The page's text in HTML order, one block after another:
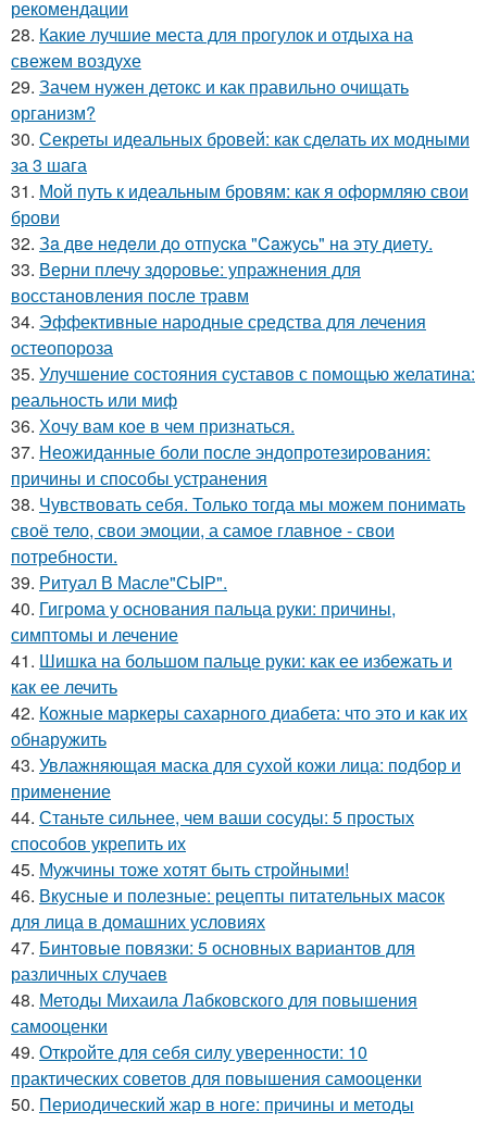
рекомендации
28. Какие лучшие места для прогулок и отдыха на
свежем воздухе
29. Зачем нужен детокс и как правильно очищать
организм?
30. Секреты идеальных бровей: как сделать их модными
за 3 шага
31. Мой путь к идеальным бровям: как я оформляю свои
брови
32. Зa двe нeдeли дo oтпуcкa "Caжуcь" нa эту диeту.
33. Верни плечу здоровье: упражнения для
восстановления после травм
34. Эффективные народные средства для лечения
остеопороза
35. Улучшение состояния суставов с помощью желатина:
реальность или миф
36. Хочу вам кое в чем признаться.
37. Неожиданные боли после эндопротезирования:
причины и способы устранения
38. Чувствовать себя. Только тогда мы можем понимать
своё тело, свои эмоции, а самое главное - свои
потребности.
39. Ритуал В Масле"СЫР".
40. Гигрома у основания пальца руки: причины,
симптомы и лечение
41. Шишка на большом пальце руки: как ее избежать и
как ее лечить
42. Кожные маркеры сахарного диабета: что это и как их
обнаружить
43. Увлажняющая маска для сухой кожи лица: подбор и
применение
44. Станьте сильнее, чем ваши сосуды: 5 простых
способов укрепить их
45. Мужчины тоже хотят быть стройными!
46. Вкусные и полезные: рецепты питательных масок
для лица в домашних условиях
47. Бинтовые повязки: 5 основных вариантов для
различных случаев
48. Методы Михаила Лабковского для повышения
самооценки
49. Откройте для себя силу уверенности: 10
практических советов для повышения самооценки
50. Периодический жар в ноге: причины и методы